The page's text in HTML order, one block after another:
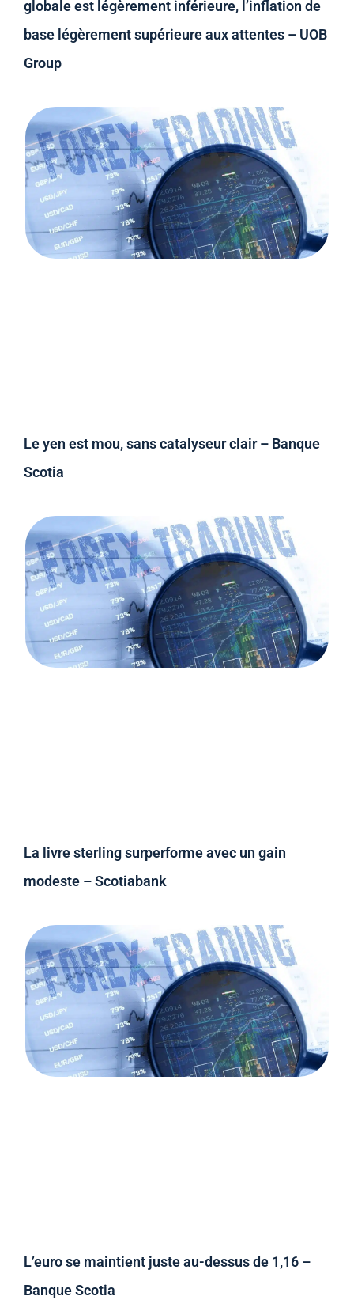
globale est légèrement inférieure, l’inflation de
base légèrement supérieure aux attentes – UOB
Group
Le yen est mou, sans catalyseur clair – Banque
Scotia
La livre sterling surperforme avec un gain
modeste – Scotiabank
L’euro se maintient juste au-dessus de 1,16 –
Banque Scotia